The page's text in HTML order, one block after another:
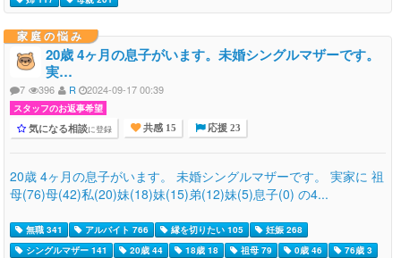
家庭の悩み
20歳 4ヶ月の息子がいます。未婚シングルマザーです。
実…
7 396 R 2024-09-17 00:39
スタッフのお返事希望
気になる相談に登録 共感 15 応援 23
20歳 4ヶ月の息子がいます。 未婚シングルマザーです。 実家に 祖
母(76)母(42)私(20)妹(18)妹(15)弟(12)妹(5)息子(0) の4...
無職 341 アルバイト 766 縁を切りたい 105
妊娠 268
シングルマザー 141
20歳 44 18歳 18 祖母 79 0歳 46
76歳 3